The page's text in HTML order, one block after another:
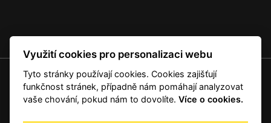
© 2001 — 2026 Copyright CMI News a dodavatelé obsahu. |
Využití cookies pro personalizaci webu
Tyto stránky používají cookies. Cookies zajišťují
funkčnost stránek, případně nám pomáhají analyzovat
vaše chování, pokud nám to dovolíte.Více o cookies.